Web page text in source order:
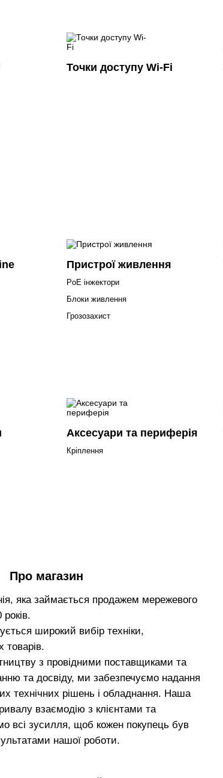
Точки доступу Wi-Fi
Пристрої живлення
PoE інжектори
Блоки живлення
Грозозахист
Аксесуари та периферія
Кріплення
Про магазин
яка займається продажем мережевого
широкий вибір техніки,
товарів.
з провідними поставщиками та
та досвіду, ми забезпечуємо надання
технічних рішень і обладнання. Наша
взаємодію з клієнтами та
всі зусилля, щоб кожен покупець був
нашої роботи.